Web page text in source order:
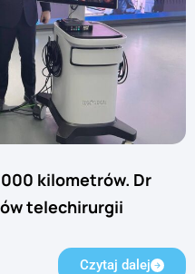
kilometrów. Dr
telechirurgii
Czytaj dalej